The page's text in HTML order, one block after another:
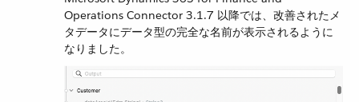
Operations Connector 3.1.7 以降では、改善されたメ
タデータにデータ型の完全な名前が表示されるように
なりました。